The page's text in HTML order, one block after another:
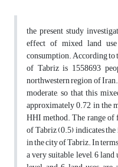
the present study
effect of mixed land
consumption. According to
of Tabriz is 1558693
northwestern region of
moderate, so that this
approximately 0.72 in the
HHI method. The range of
of Tabriz (0.5) indicates
in the city of Tabriz. In
a very suitable level, 6 land